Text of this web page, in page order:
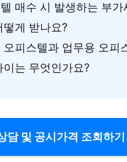
매수 시 발생하는 부가
떻게 받나요?
오피스텔과 업무용 오피
이는 무엇인가요?
담 및 공시가격 조회하기